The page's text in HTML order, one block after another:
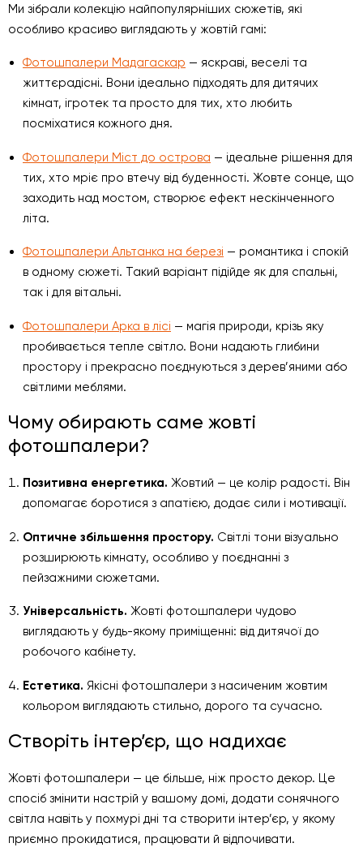
Ми зібрали колекцію найпопулярніших сюжетів, які
особливо красиво виглядають у жовтій гамі:
Фотошпалери Мадагаскар — яскраві, веселі та
життєрадісні. Вони ідеально підходять для дитячих
кімнат, ігротек та просто для тих, хто любить
посміхатися кожного дня.
Фотошпалери Міст до острова — ідеальне рішення для
тих, хто мріє про втечу від буденності. Жовте сонце, що
заходить над мостом, створює ефект нескінченного
літа.
Фотошпалери Альтанка на березі — романтика і спокій
в одному сюжеті. Такий варіант підійде як для спальні,
так і для вітальні.
Фотошпалери Арка в лісі — магія природи, крізь яку
пробивається тепле світло. Вони надають глибини
простору і прекрасно поєднуються з дерев’яними або
світлими меблями.
Чому обирають саме жовті
фотошпалери?
Позитивна енергетика. Жовтий — це колір радості. Він
допомагає боротися з апатією, додає сили і мотивації.
Оптичне збільшення простору. Світлі тони візуально
розширюють кімнату, особливо у поєднанні з
пейзажними сюжетами.
Універсальність. Жовті фотошпалери чудово
виглядають у будь-якому приміщенні: від дитячої до
робочого кабінету.
Естетика. Якісні фотошпалери з насиченим жовтим
кольором виглядають стильно, дорого та сучасно.
Створіть інтер’єр, що надихає
Жовті фотошпалери — це більше, ніж просто декор. Це
спосіб змінити настрій у вашому домі, додати сонячного
світла навіть у похмурі дні та створити інтер’єр, у якому
приємно прокидатися, працювати й відпочивати.